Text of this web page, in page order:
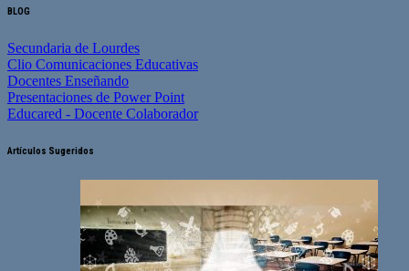
BLOG
Secundaria de Lourdes
Clio Comunicaciones Educativas
Docentes Enseñando
Presentaciones de Power Point
Educared - Docente Colaborador
Artículos Sugeridos